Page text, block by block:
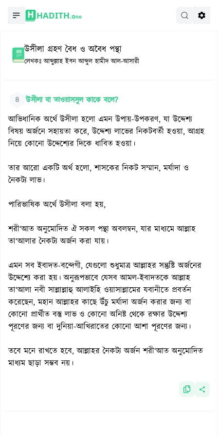
HADITH.One
উসীলা গ্রহণ বৈধ ও অবৈধ পন্থা
লেখকঃ আব্দুল্লাহ ইবন আব্দুল হামীদ আল-আসারী
৪ উসীলা বা তাওয়াসসুল কাকে বলে?
আভিধানিক অর্থে উসীলা হলো এমন উপায়-উপকরণ, যা উদ্দেশ্য
বিষয় অর্জনে সহায়তা করে, উদ্দেশ্য লাভের নিকটবর্তী হওয়া, আগ্রহ
নিয়ে কোনো উদ্দেশ্যের দিকে ধাবিত হওয়া।
তার আরো একটি অর্থ হলো, শাসকের নিকট সম্মান, মর্যাদা ও
নৈকট্য লাভ।
পারিভাষিক অর্থে উসীলা বলা হয়,
শরী‘আত অনুমোদিত ঐ সকল পন্থা অবলম্বন, যার মাধ্যমে আল্লাহ
তা‘আলার নৈকট্য অর্জন করা যায়।
এমন সব ইবাদত-বন্দেগী, যেগুলো শুধুমাত্র আল্লাহর সন্তুষ্টি অর্জনের
উদ্দেশ্যে করা হয়। অনুরূপভাবে যেসব আমল-ইবাদতকে আল্লাহ
তা‘আলা নবী সাল্লাল্লাহু আলাইহি ওয়াসাল্লামের যবানীতে প্রবর্তন
করেছেন, মহান আল্লাহর কাছে উঁচু মর্যাদা অর্জন করার জন্য বা
কোনো প্রার্থীত বস্তু লাভ ও কোনো অনিষ্ট থেকে রক্ষার উদ্দেশ্য
পূরণের জন্য বা দুনিয়া-আখিরাতের কোনো আশা পূরণের জন্য।
তবে মনে রাখতে হবে, আল্লাহর নৈকট্য অর্জন শরী‘আত অনুমোদিত
মাধ্যম ছাড়া সম্ভব নয়।